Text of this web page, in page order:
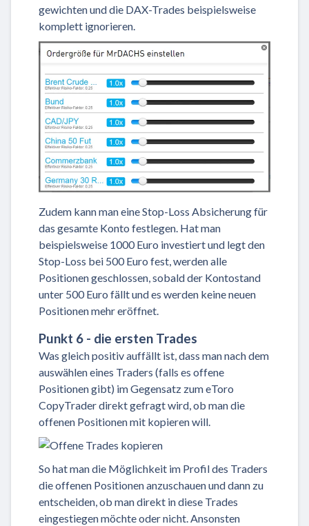
gewichten und die DAX-Trades beispielsweise
komplett ignorieren.
Zudem kann man eine Stop-Loss Absicherung für
das gesamte Konto festlegen. Hat man
beispielsweise 1000 Euro investiert und legt den
Stop-Loss bei 500 Euro fest, werden alle
Positionen geschlossen, sobald der Kontostand
unter 500 Euro fällt und es werden keine neuen
Positionen mehr eröffnet.
Punkt 6 - die ersten Trades
Was gleich positiv auffällt ist, dass man nach dem
auswählen eines Traders (falls es offene
Positionen gibt) im Gegensatz zum eToro
CopyTrader direkt gefragt wird, ob man die
offenen Positionen mit kopieren will.
So hat man die Möglichkeit im Profil des Traders
die offenen Positionen anzuschauen und dann zu
entscheiden, ob man direkt in diese Trades
eingestiegen möchte oder nicht. Ansonsten